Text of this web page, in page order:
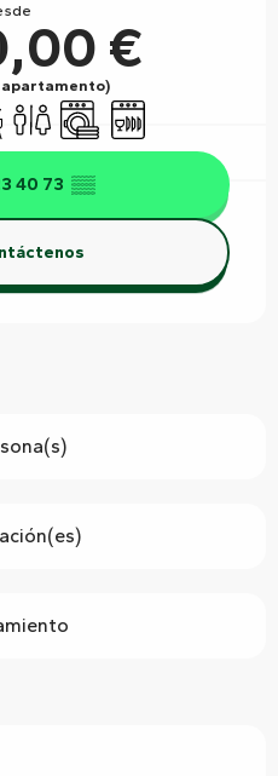
€
apartamento)
AseosLavadoraLavavajillas
40 73 ▒▒